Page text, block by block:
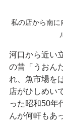
私の店から南に
河口から近い
の昔「うおん
れ、魚市場を
店がひしめい
った昭和50年
んが何軒もあ